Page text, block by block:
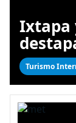
Ixtapa
Turismo